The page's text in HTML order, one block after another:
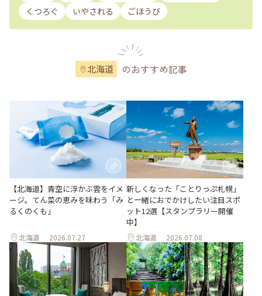
くつろぐ
いやされる ごほうび
北海道 のおすすめ記事
【北海道】青空に浮かぶ雲をイメ
ージ。てん菜の恵みを味わう「み
るくのくも」
北海道 2026.07.27
新しくなった「ことりっぷ札幌」
と一緒におでかけしたい注目スポ
ット12選【スタンプラリー開催
中】
北海道 2026.07.08